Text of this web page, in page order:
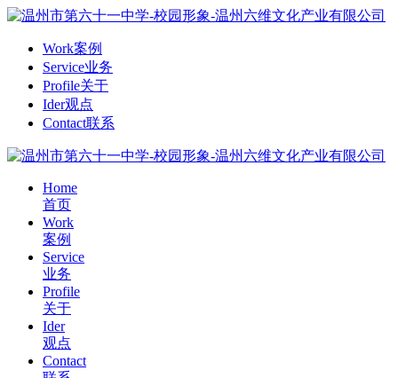
Work案例
Service业务
Profile关于
Ider观点
Contact联系
Home
首页
Work
案例
Service
业务
Profile
关于
Ider
观点
Contact